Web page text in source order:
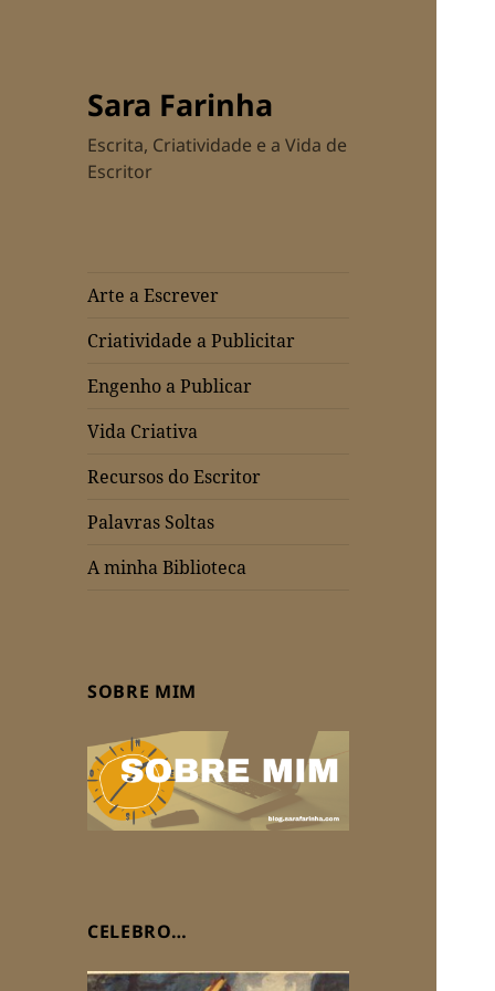
Sara Farinha
Escrita, Criatividade e a Vida de
Escritor
Arte a Escrever
Criatividade a Publicitar
Engenho a Publicar
Vida Criativa
Recursos do Escritor
Palavras Soltas
A minha Biblioteca
SOBRE MIM
CELEBRO…